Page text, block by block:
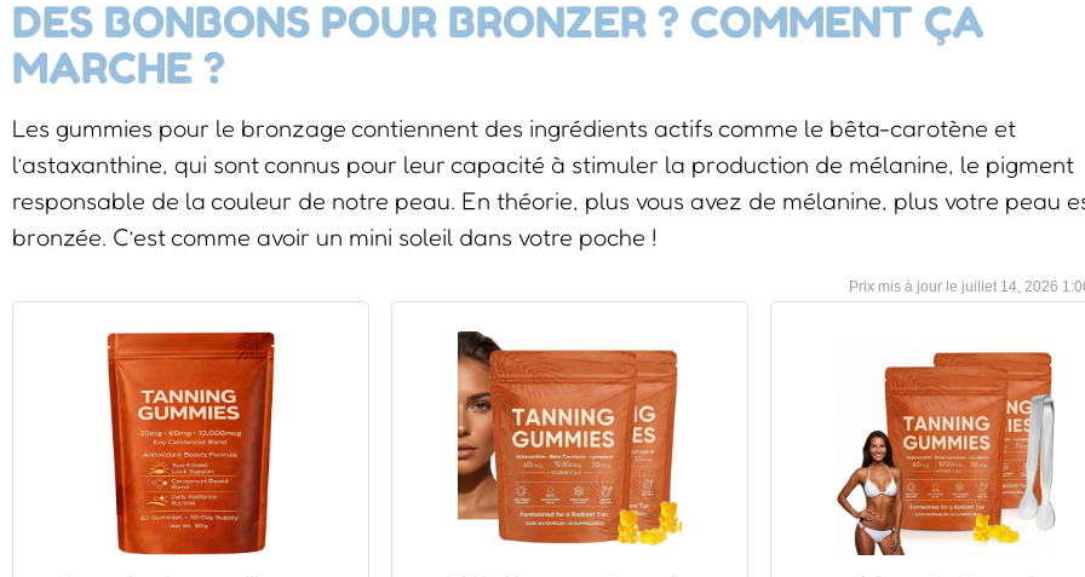
DES BONBONS POUR BRONZER ? COMMENT ÇA
MARCHE ?
Les gummies pour le bronzage contiennent des ingrédients actifs comme le bêta-carotène et
l’astaxanthine, qui sont connus pour leur capacité à stimuler la production de mélanine, le pigment
responsable de la couleur de notre peau. En théorie, plus vous avez de mélanine, plus votre peau
bronzée. C’est comme avoir un mini soleil dans votre poche !
juillet 14, 2026